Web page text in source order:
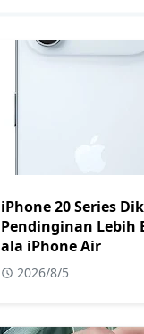
iPhone 20 Series
Pendinginan Lebih
ala iPhone Air
2026/8/5